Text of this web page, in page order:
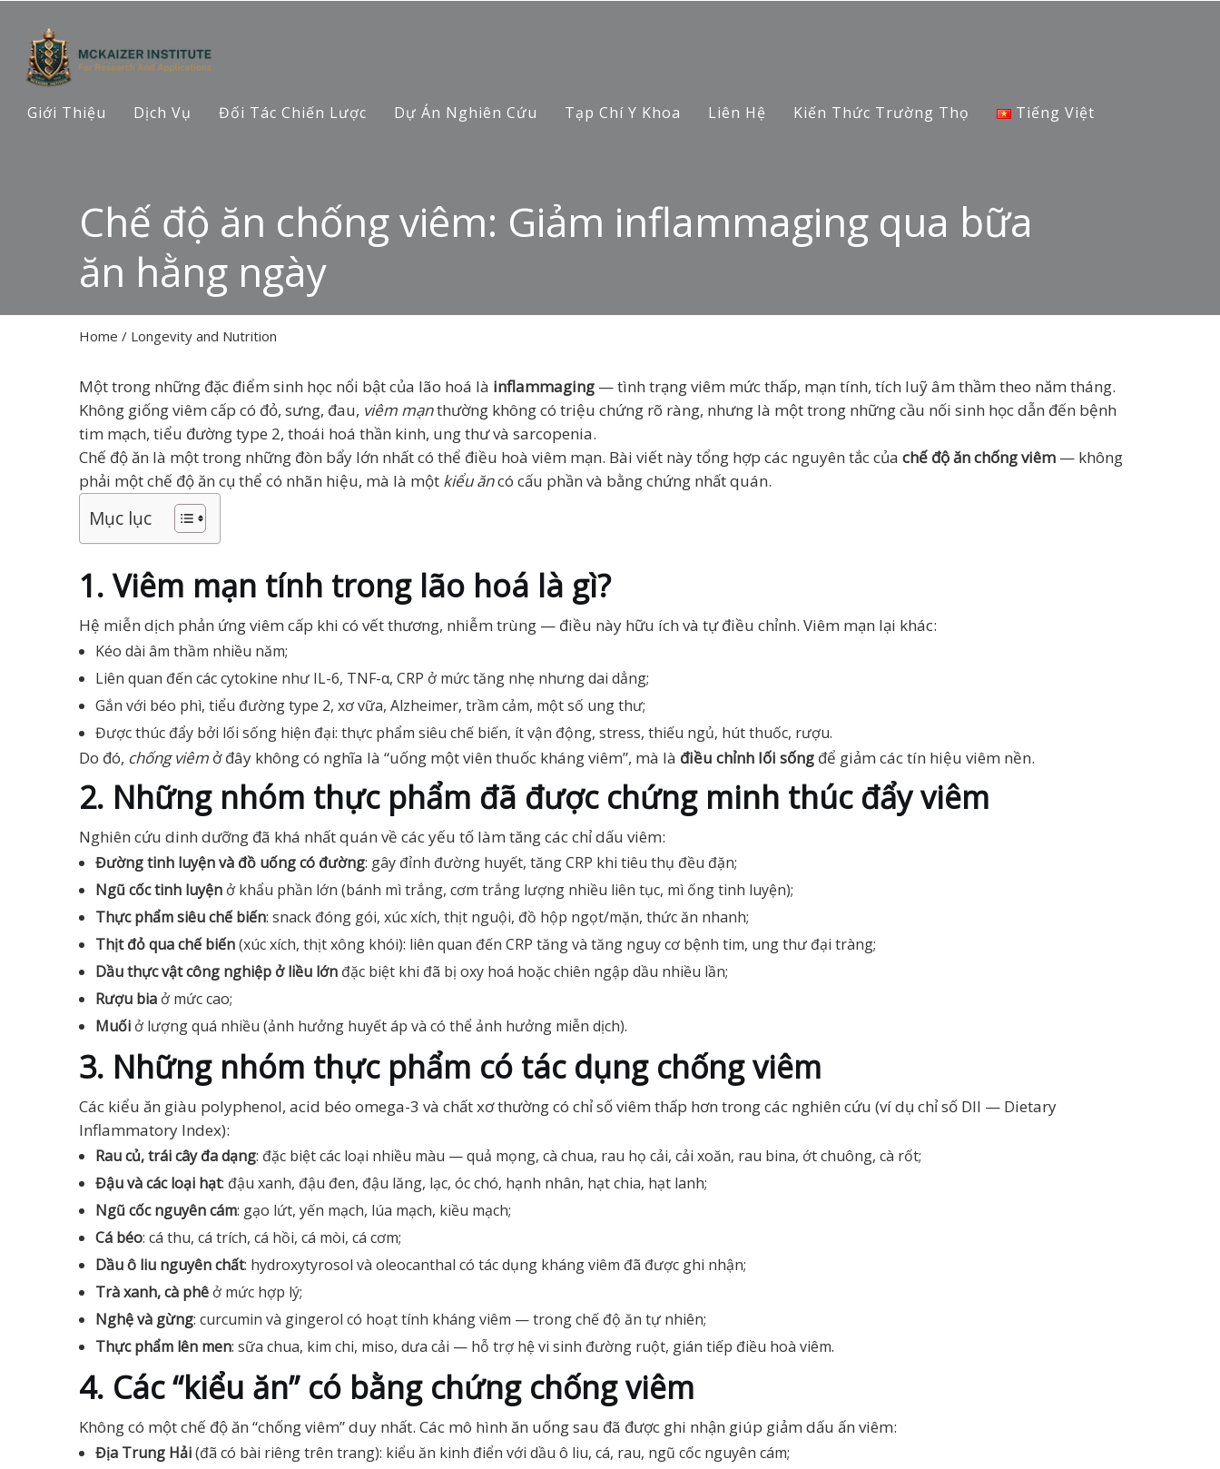
Giới Thiệu Dịch Vụ Đối Tác Chiến Lược Dự Án Nghiên Cứu Tạp Chí Y Khoa Liên Hệ Kiến Thức Trường Thọ Tiếng Việt
Chế độ ăn chống viêm: Giảm inflammaging qua bữa
ăn hằng ngày
Home / Longevity and Nutrition
Một trong những đặc điểm sinh học nổi bật của lão hoá là inflammaging — tình trạng viêm mức thấp, mạn tính, tích luỹ âm thầm theo năm tháng.
Không giống viêm cấp có đỏ, sưng, đau, viêm mạnthường không có triệu chứng rõ ràng, nhưng là một trong những cầu nối sinh học dẫn đến bệnh
tim mạch, tiểu đường type 2, thoái hoá thần kinh, ung thư và sarcopenia.
Chế độ ăn là một trong những đòn bẩy lớn nhất có thể điều hoà viêm mạn. Bài viết này tổng hợp các nguyên tắc của chế độ ăn chống viêm — không
phải một chế độ ăn cụ thể có nhãn hiệu, mà là một kiểu ăncó cấu phần và bằng chứng nhất quán.
Mục lục
1. Viêm mạn tính trong lão hoá là gì?
Hệ miễn dịch phản ứng viêm cấp khi có vết thương, nhiễm trùng — điều này hữu ích và tự điều chỉnh. Viêm mạn lại khác:
Kéo dài âm thầm nhiều năm;
Liên quan đến các cytokine như IL-6, TNF-α, CRP ở mức tăng nhẹ nhưng dai dẳng;
Gắn với béo phì, tiểu đường type 2, xơ vữa, Alzheimer, trầm cảm, một số ung thư;
Được thúc đẩy bởi lối sống hiện đại: thực phẩm siêu chế biến, ít vận động, stress, thiếu ngủ, hút thuốc, rượu.
Do đó, chống viêm ở đây không có nghĩa là “uống một viên thuốc kháng viêm”, mà là điều chỉnh lối sống để giảm các tín hiệu viêm nền.
2. Những nhóm thực phẩm đã được chứng minh thúc đẩy viêm
Nghiên cứu dinh dưỡng đã khá nhất quán về các yếu tố làm tăng các chỉ dấu viêm:
Đường tinh luyện và đồ uống có đường: gây đỉnh đường huyết, tăng CRP khi tiêu thụ đều đặn;
Ngũ cốc tinh luyện ở khẩu phần lớn (bánh mì trắng, cơm trắng lượng nhiều liên tục, mì ống tinh luyện);
Thực phẩm siêu chế biến: snack đóng gói, xúc xích, thịt nguội, đồ hộp ngọt/mặn, thức ăn nhanh;
Thịt đỏ qua chế biến(xúc xích, thịt xông khói): liên quan đến CRP tăng và tăng nguy cơ bệnh tim, ung thư đại tràng;
Dầu thực vật công nghiệp ở liều lớn đặc biệt khi đã bị oxy hoá hoặc chiên ngập dầu nhiều lần;
Rượu bia ở mức cao;
Muối ở lượng quá nhiều (ảnh hưởng huyết áp và có thể ảnh hưởng miễn dịch).
3. Những nhóm thực phẩm có tác dụng chống viêm
Các kiểu ăn giàu polyphenol, acid béo omega-3 và chất xơ thường có chỉ số viêm thấp hơn trong các nghiên cứu (ví dụ chỉ số DII — Dietary
Inflammatory Index):
Rau củ, trái cây đa dạng: đặc biệt các loại nhiều màu — quả mọng, cà chua, rau họ cải, cải xoăn, rau bina, ớt chuông, cà rốt;
Đậu và các loại hạt: đậu xanh, đậu đen, đậu lăng, lạc, óc chó, hạnh nhân, hạt chia, hạt lanh;
Ngũ cốc nguyên cám: gạo lứt, yến mạch, lúa mạch, kiều mạch;
Cá béo: cá thu, cá trích, cá hồi, cá mòi, cá cơm;
Dầu ô liu nguyên chất: hydroxytyrosol và oleocanthal có tác dụng kháng viêm đã được ghi nhận;
Trà xanh, cà phê ở mức hợp lý;
Nghệ và gừng: curcumin và gingerol có hoạt tính kháng viêm — trong chế độ ăn tự nhiên;
Thực phẩm lên men: sữa chua, kim chi, miso, dưa cải — hỗ trợ hệ vi sinh đường ruột, gián tiếp điều hoà viêm.
4. Các “kiểu ăn” có bằng chứng chống viêm
Không có một chế độ ăn “chống viêm” duy nhất. Các mô hình ăn uống sau đã được ghi nhận giúp giảm dấu ấn viêm:
Địa Trung Hải(đã có bài riêng trên trang): kiểu ăn kinh điển với dầu ô liu, cá, rau, ngũ cốc nguyên cám;